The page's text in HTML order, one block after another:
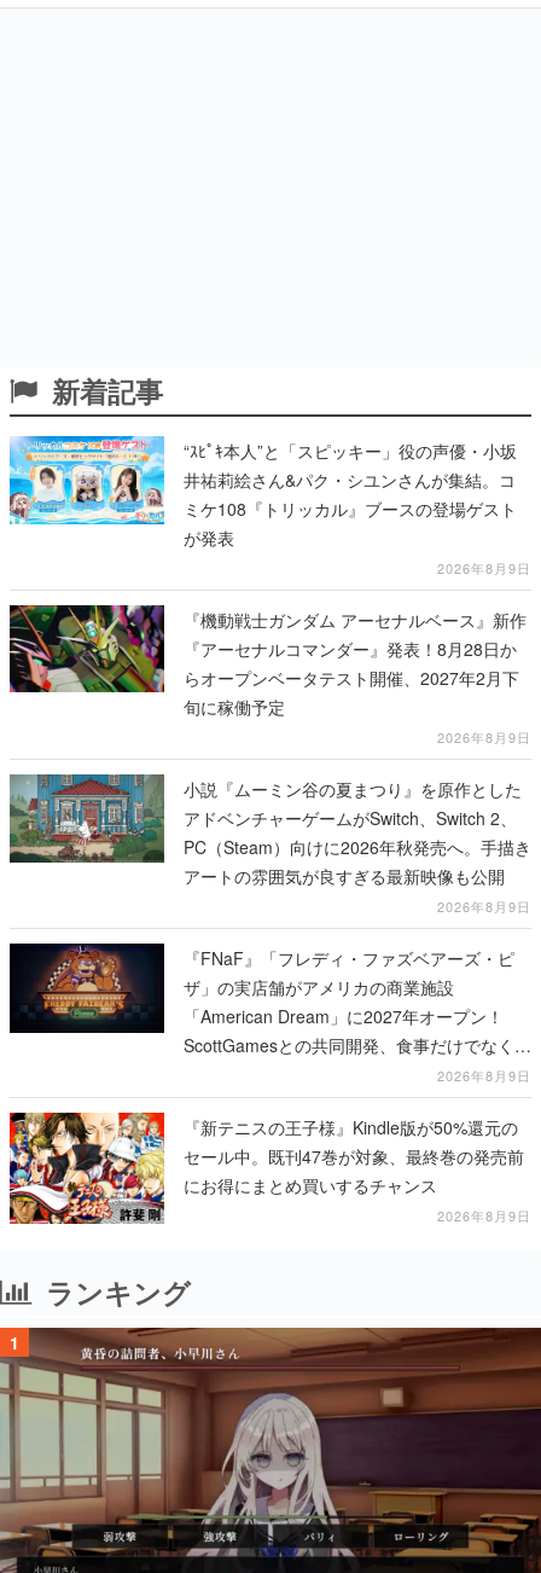
新着記事
“ｽﾋﾟｷ本人”と「スピッキー」役の声優・小坂
井祐莉絵さん&パク・シユンさんが集結。コ
ミケ108『トリッカル』ブースの登場ゲスト
が発表
2026年8月9日
『機動戦士ガンダム アーセナルベース』新作
『アーセナルコマンダー』発表！8月28日か
らオープンベータテスト開催、2027年2月下
旬に稼働予定
2026年8月9日
小説『ムーミン谷の夏まつり』を原作とした
アドベンチャーゲームがSwitch、Switch 2、
PC（Steam）向けに2026年秋発売へ。手描き
アートの雰囲気が良すぎる最新映像も公開
2026年8月9日
『FNaF』「フレディ・ファズベアーズ・ピ
ザ」の実店舗がアメリカの商業施設
「American Dream」に2027年オープン！
ScottGamesとの共同開発、食事だけでなくス
テージショーや没入型のホラー体験も楽しめ
る
2026年8月9日
『新テニスの王子様』Kindle版が50%還元の
セール中。既刊47巻が対象、最終巻の発売前
にお得にまとめ買いするチャンス
2026年8月9日
ランキング
1